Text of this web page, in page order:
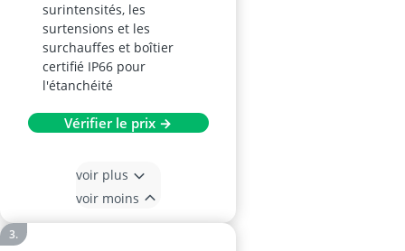
surintensités, les
surtensions et les
surchauffes et boîtier
certifié IP66 pour
l'étanchéité
Vérifier le prix →
voir plus
voir moins